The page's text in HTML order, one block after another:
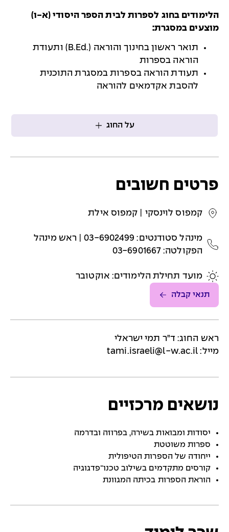
הלימודים בחוג לספרות לבית הספר היסודי (א-ו)
מוצעים במסגרת:
תואר ראשון בחינוך והוראה (.B.Ed) ותעודת
הוראה בספרות
תעודת הוראה בספרות במסגרת התוכנית
להסבת אקדמאים להוראה
על החוג
פרטים חשובים
קמפוס לוינסקי | קמפוס אילת
מינהל סטודנטים: 03-6902499 | ראש מינהל
הפקולטה: 03-6901667
מועד תחילת הלימודים: אוקטובר
תנאי קבלה
ראש החוג: ד"ר תמי ישראלי
מייל: tami.israeli@l-w.ac.il
נושאים מרכזיים
יסודות ומבואות בשירה, בפרוזה ובדרמה
ספרות משוטטת
ייחודה של הספרות הטיפולית
קורסים מתקדמים בשילוב טכנו־פדגוגיה
הוראת הספרות בכיתה המגוונת